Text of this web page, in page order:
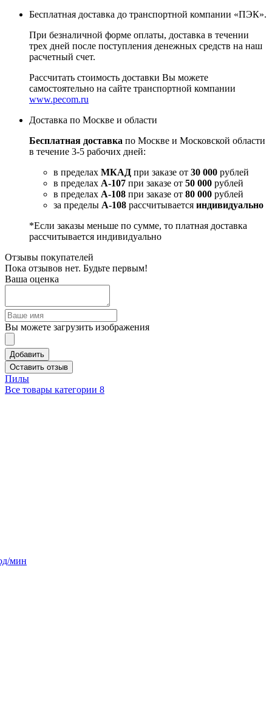
Бесплатная доставка до транспортной компании «ПЭК».
При безналичной форме оплаты, доставка в течении
трех дней после поступления денежных средств на наш
расчетный счет.
Рассчитать стоимость доставки Вы можете
самостоятельно на сайте транспортной компании
www.pecom.ru
Доставка по Москве и области
Бесплатная доставка по Москве и Московской области
в течение 3-5 рабочих дней:
в пределах МКАД при заказе от 30 000 рублей
в пределах А-107 при заказе от 50 000 рублей
в пределах А-108 при заказе от 80 000 рублей
за пределы А-108 рассчитывается индивидуально
*Если заказы меньше по сумме, то платная доставка
рассчитывается индивидуально
Отзывы покупателей
Пока отзывов нет. Будьте первым!
Ваша оценка
Вы можете загрузить изображения
Добавить
Оставить отзыв
Пилы
Все товары категории 8
мин